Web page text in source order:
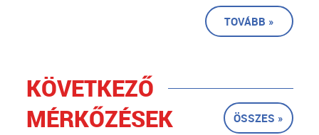
TOVÁBB »
KÖVETKEZŐ
MÉRKŐZÉSEK
ÖSSZES »